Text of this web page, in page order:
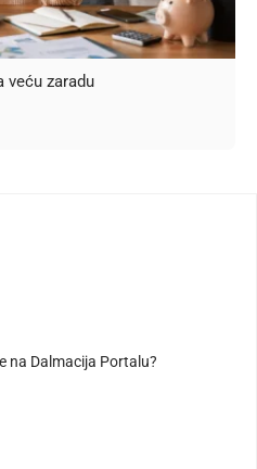
veću zaradu
na Dalmacija Portalu?